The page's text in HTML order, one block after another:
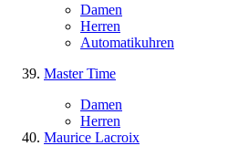
Damen
Herren
Automatikuhren
Master Time
Damen
Herren
Maurice Lacroix